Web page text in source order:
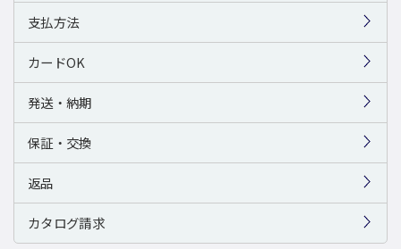
支払方法
カードOK
発送・納期
保証・交換
返品
カタログ請求